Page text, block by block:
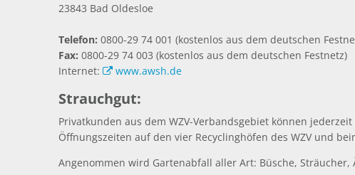
23843 Bad Oldesloe
Telefon: 0800-29 74 001 (kostenlos aus dem deutschen
Fax: 0800-29 74 003 (kostenlos aus dem deutschen Festnetz)
Internet:
www.awsh.de
Strauchgut:
Privatkunden aus dem WZV-Verbandsgebiet können
Öffnungszeiten auf den vier Recyclinghöfen des WZV und
Angenommen wird Gartenabfall aller Art: Büsche, Sträucher,